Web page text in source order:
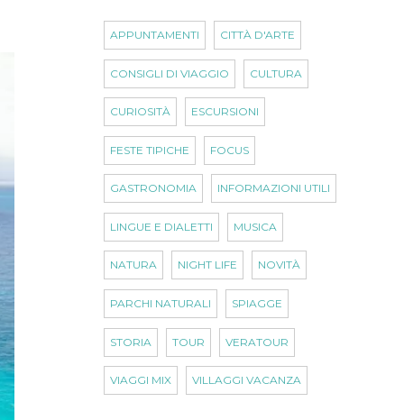
APPUNTAMENTI CITTÀ D'ARTE
CONSIGLI DI VIAGGIO CULTURA
CURIOSITÀ ESCURSIONI
FESTE TIPICHE FOCUS
GASTRONOMIA INFORMAZIONI UTILI
LINGUE E DIALETTI MUSICA
NATURA NIGHT LIFE NOVITÀ
PARCHI NATURALI SPIAGGE
STORIA TOUR VERATOUR
VIAGGI MIX VILLAGGI VACANZA